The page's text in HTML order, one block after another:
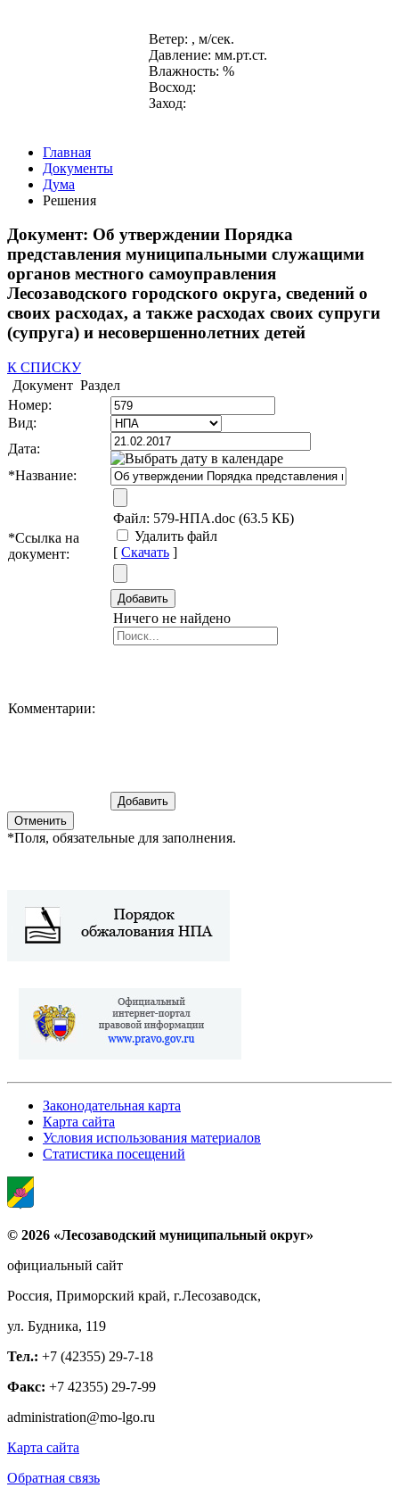
Ветер: , м/сек.
Давление: мм.рт.ст.
Влажность: %
Восход:
Заход:
Главная
Документы
Дума
Решения
Документ: Об утверждении Порядка
представления муниципальными служащими
органов местного самоуправления
Лесозаводского городского округа, сведений о
своих расходах, а также расходах своих супруги
(супруга) и несовершеннолетних детей
К СПИСКУ
Документ Раздел
Номер:
Вид:
Дата:
*Название:
*Ссылка на
документ:
Файл: 579-НПА.doc (63.5 КБ)
Удалить файл
[ Скачать ]
Комментарии:
Ничего не найдено
*Поля, обязательные для заполнения.
Законодательная карта
Карта сайта
Условия использования материалов
Статистика посещений
© 2026 «Лесозаводский муниципальный округ»
официальный сайт
Россия, Приморский край, г.Лесозаводск,
ул. Будника, 119
Тел.: +7 (42355) 29-7-18
Факс: +7 42355) 29-7-99
administration@mo-lgo.ru
Карта сайта
Обратная связь